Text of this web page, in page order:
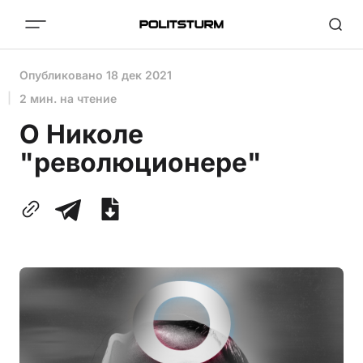
Опубликовано 18 дек 2021
2 мин. на чтение
О Николе
"революционере"